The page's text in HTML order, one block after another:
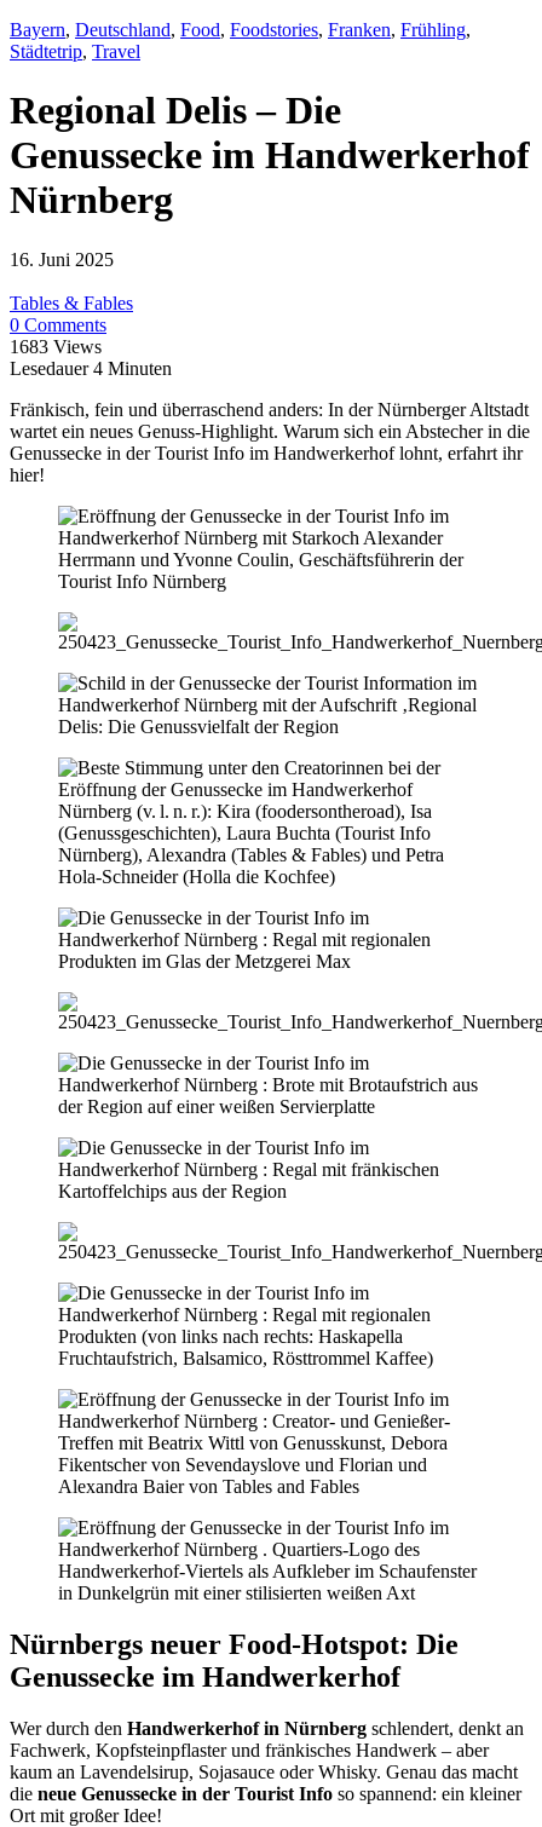
Bayern, Deutschland, Food, Foodstories, Franken, Frühling,
Städtetrip, Travel
Regional Delis – Die
Genussecke im Handwerkerhof
Nürnberg
16. Juni 2025
Tables & Fables
0 Comments
1683 Views
Lesedauer 4 Minuten
Fränkisch, fein und überraschend anders: In der Nürnberger Altstadt
wartet ein neues Genuss-Highlight. Warum sich ein Abstecher in die
Genussecke in der Tourist Info im Handwerkerhof lohnt, erfahrt ihr
hier!
Nürnbergs neuer Food-Hotspot: Die
Genussecke im Handwerkerhof
Wer durch den Handwerkerhof in Nürnberg schlendert, denkt an
Fachwerk, Kopfsteinpflaster und fränkisches Handwerk – aber
kaum an Lavendelsirup, Sojasauce oder Whisky. Genau das macht
die neue Genussecke in der Tourist Info so spannend: ein kleiner
Ort mit großer Idee!